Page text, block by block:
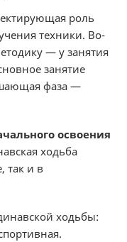
роль
техники. Во-
— у занятия
занятие
фаза —
освоения
ходьба
так и в
ходьбы: